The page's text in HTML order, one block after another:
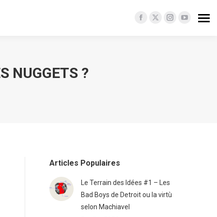
Facebook
X
Instagram
YouTube
NUGGETS ?
Articles Populaires
Le Terrain des Idées #1 – Les
Bad Boys de Detroit ou la virtù
selon Machiavel